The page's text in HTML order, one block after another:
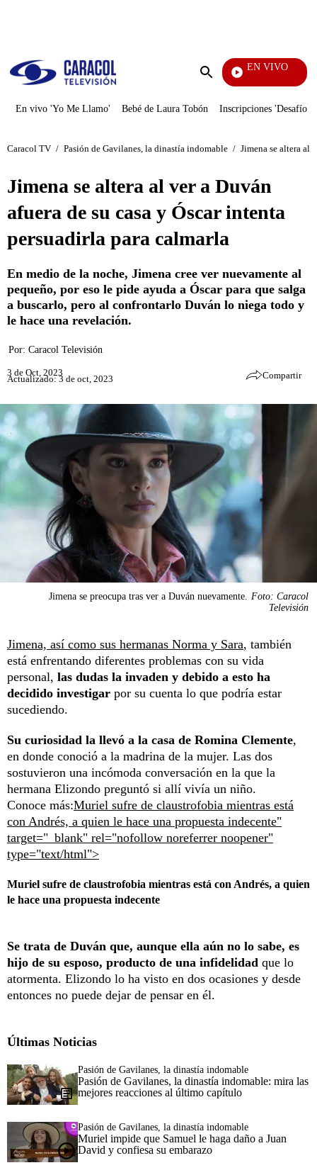
Enviar
EN VIVO
En vivo 'Yo Me Llamo' Bebé de Laura Tobón Inscripciones 'Desafío'
Caracol TV / Pasión de Gavilanes, la dinastía indomable / Jimena se altera al
Jimena se altera al ver a Duván
afuera de su casa y Óscar intenta
persuadirla para calmarla
En medio de la noche, Jimena cree ver nuevamente al
pequeño, por eso le pide ayuda a Óscar para que salga
a buscarlo, pero al confrontarlo Duván lo niega todo y
le hace una revelación.
Por: Caracol Televisión
3 de Oct, 2023
Actualizado: 3 de oct, 2023 Compartir
Jimena se preocupa tras ver a Duván nuevamente.
Foto: Caracol
Televisión
Jimena, así como sus hermanas Norma y Sara, también
está enfrentando diferentes problemas con su vida
personal, las dudas la invaden y debido a esto ha
decidido investigar por su cuenta lo que podría estar
sucediendo.
Su curiosidad la llevó a la casa de Romina Clemente,
en donde conoció a la madrina de la mujer. Las dos
sostuvieron una incómoda conversación en la que la
hermana Elizondo preguntó si allí vivía un niño.
Conoce más:Muriel sufre de claustrofobia mientras está
con Andrés, a quien le hace una propuesta indecente"
target="_blank" rel="nofollow noreferrer noopener"
type="text/html">
Muriel sufre de claustrofobia mientras está con Andrés, a quien
le hace una propuesta indecente
Se trata de Duván que, aunque ella aún no lo sabe, es
hijo de su esposo, producto de una infidelidad que lo
atormenta. Elizondo lo ha visto en dos ocasiones y desde
entonces no puede dejar de pensar en él.
Últimas Noticias
Pasión de Gavilanes, la dinastía indomable
Pasión de Gavilanes, la dinastía indomable: mira las
mejores reacciones al último capítulo
Pasión de Gavilanes, la dinastía indomable
Muriel impide que Samuel le haga daño a Juan
David y confiesa su embarazo